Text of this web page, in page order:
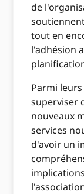
de
tout en
l'adhésion
Parmi
superviser
nouveaux
services
d'avoir un